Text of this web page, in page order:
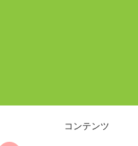
コンテンツ